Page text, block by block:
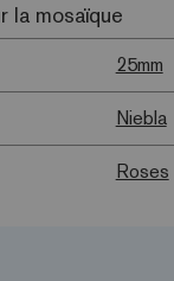
la mosaïque
25mm
Niebla
Roses